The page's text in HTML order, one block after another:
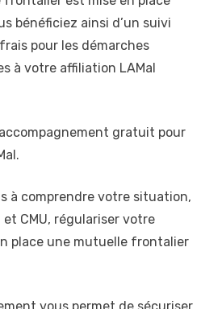
bénéficiez ainsi d’un suivi
pour les démarches
à votre affiliation LAMal
gratuit pour
à comprendre votre situation,
CMU, régulariser votre
place une mutuelle frontalier